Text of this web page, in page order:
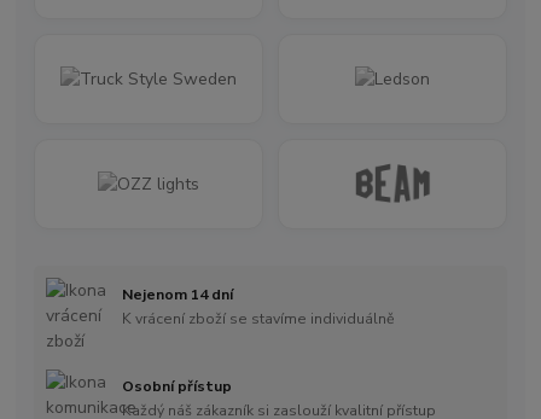
Nejenom 14 dní
K vrácení zboží se stavíme individuálně
Osobní přístup
Každý náš zákazník si zaslouží kvalitní přístup